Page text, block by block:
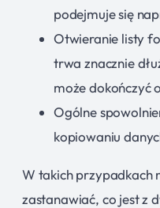
podejmuje się
Otwieranie listy
trwa znacznie
może dokończyć
Ogólne
kopiowaniu
W takich przypadkach
zastanawiać, co jest z